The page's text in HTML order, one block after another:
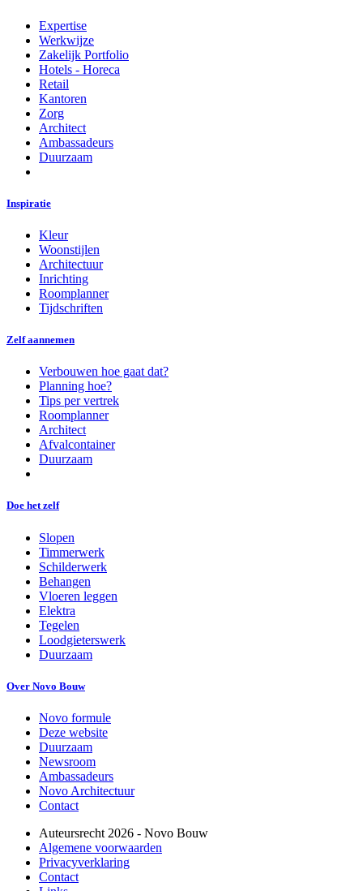
Expertise
Werkwijze
Zakelijk Portfolio
Hotels - Horeca
Retail
Kantoren
Zorg
Architect
Ambassadeurs
Duurzaam
Inspiratie
Kleur
Woonstijlen
Architectuur
Inrichting
Roomplanner
Tijdschriften
Zelf aannemen
Verbouwen hoe gaat dat?
Planning hoe?
Tips per vertrek
Roomplanner
Architect
Afvalcontainer
Duurzaam
Doe het zelf
Slopen
Timmerwerk
Schilderwerk
Behangen
Vloeren leggen
Elektra
Tegelen
Loodgieterswerk
Duurzaam
Over Novo Bouw
Novo formule
Deze website
Duurzaam
Newsroom
Ambassadeurs
Novo Architectuur
Contact
Auteursrecht 2026 - Novo Bouw
Algemene voorwaarden
Privacyverklaring
Contact